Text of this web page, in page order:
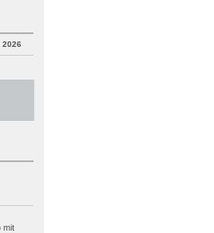
2026
mit